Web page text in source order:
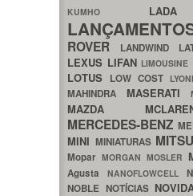
KUMHO
ROVER
LANDWIND
LEXUS LIFAN LIMOUSINE
LOTUS LOW COST
MAHINDRA MASERATI
MAZDA
MERCEDES-BENZ
MINI MINIATURAS
Mopar MORGAN MOSLER
Agusta NANOFLOWCELL
NOBLE NOTÍCIAS